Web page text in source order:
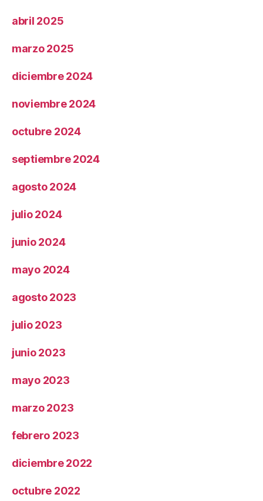
abril 2025
marzo 2025
diciembre 2024
noviembre 2024
octubre 2024
septiembre 2024
agosto 2024
julio 2024
junio 2024
mayo 2024
agosto 2023
julio 2023
junio 2023
mayo 2023
marzo 2023
febrero 2023
diciembre 2022
octubre 2022